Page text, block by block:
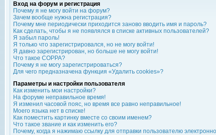
Вход на форум и регистрация
Почему я не могу войти на форум?
Зачем вообще нужна регистрация?
Почему мне периодически приходится заново вводить имя и пароль?
Как сделать, чтобы я не появлялся в списке активных пользователей?
Я забыл пароль!
Я только что зарегистрировался, но не могу войти!
Я давно зарегистрирован, но больше не могу войти!
Что такое COPPA?
Почему я не могу зарегистрироваться?
Для чего предназначена функция «Удалить cookies»?
Параметры и настройки пользователя
Как изменить мои настройки?
На форуме неправильное время!
Я изменил часовой пояс, но время все равно неправильное!
Моего языка нет в списке!
Как поместить картинку вместе со своим именем?
Что такое звание и как изменить его?
Почему, когда я нажимаю ссылку для отправки пользователю